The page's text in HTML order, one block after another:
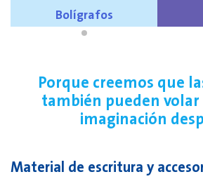
Bolígrafos
Porque creemos que
también pueden volar
imaginación
Material de escritura y